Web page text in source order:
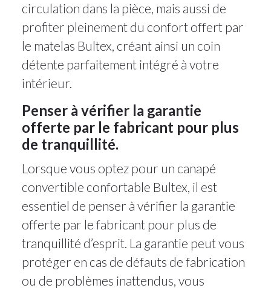
circulation dans la pièce, mais aussi de
profiter pleinement du confort offert par
le matelas Bultex, créant ainsi un coin
détente parfaitement intégré à votre
intérieur.
Penser à vérifier la garantie
offerte par le fabricant pour plus
de tranquillité.
Lorsque vous optez pour un canapé
convertible confortable Bultex, il est
essentiel de penser à vérifier la garantie
offerte par le fabricant pour plus de
tranquillité d’esprit. La garantie peut vous
protéger en cas de défauts de fabrication
ou de problèmes inattendus, vous